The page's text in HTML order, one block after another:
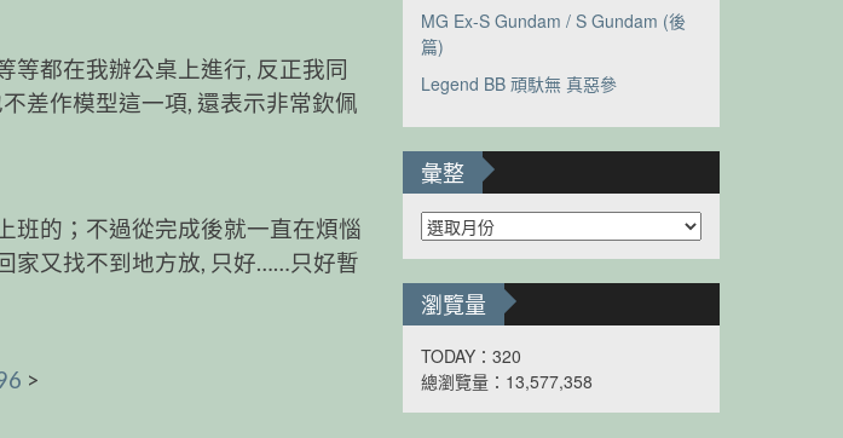
等都在我辦公桌上進行, 反正我同
差作模型這一項, 還表示非常欽佩
班的；不過從完成後就一直在煩惱
家又找不到地方放, 只好……只好暫
>
MG Ex-S Gundam / S Gundam (後
篇)
Legend BB 頑馱無 真惡參
彙整
彙
整
瀏覽量
TODAY：320
總瀏覽量：13,577,358